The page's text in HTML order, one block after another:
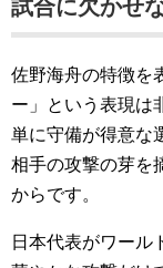
試合に欠かせ
佐野海舟の特徴を
ー」という表現は
単に守備が得意な
相手の攻撃の芽を
からです。
日本代表がワール